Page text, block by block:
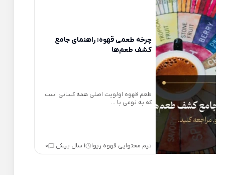
چرخه طعمی قهوه: راهنمای جامع
کشف طعم‌ها
طعم قهوه اولویت اصلی همه کسانی است
که به نوعی با ...
تیم محتوایی قهوه ریو| 1 سال پیش |
0